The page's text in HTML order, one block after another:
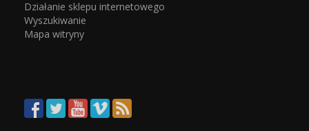
Działanie sklepu internetowego
Wyszukiwanie
Mapa witryny